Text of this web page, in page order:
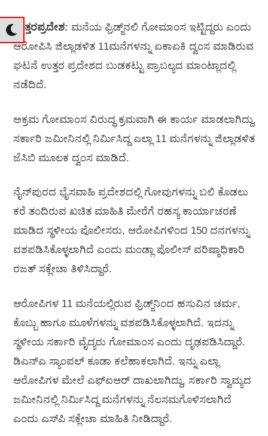
ಉತ್ತರಪ್ರದೇಶ: ಮನೆಯ ಫ್ರಿಡ್ಜ್‌ನಲಿ ಗೋಮಾಂಸ ಇಟ್ಟಿದ್ದರು ಎಂದು
ಆರೋಪಿಸಿ ಜಿಲ್ಲಾಡಳಿತ 11ಮನೆಗಳನ್ನು ಏಕಾಏಕಿ ದ್ವಂಸ ಮಾಡಿರುವ
ಘಟನೆ ಉತ್ತರ ಪ್ರದೇಶದ ಬುಡಕಟ್ಟು ಪ್ರಾಬಲ್ಯದ ಮಾಂಟ್ಲಾದಲ್ಲಿ
ನಡೆದಿದೆ.
ಅಕ್ರಮ ಗೋಮಾಂಸ ವಿರುದ್ಧ ಕ್ರಮವಾಗಿ ಈ ಕಾರ್ಯ ಮಾಡಲಾಗಿದ್ದು,
ಸರ್ಕಾರಿ ಜಮೀನಿನಲ್ಲಿ ನಿರ್ಮಿಸಿದ್ದ ಎಲ್ಲಾ 11 ಮನೆಗಳನ್ನು ಜಿಲ್ಲಾಡಳಿತ
ಜೆಸಿಬಿ ಮೂಲಕ ದ್ವಂಸ ಮಾಡಿದೆ.
ನೈನ್‌ಪುರದ ಭೈಸವಾಹಿ ಪ್ರದೇಶದಲ್ಲಿ ಗೋವುಗಳನ್ನು ಬಲಿ ಕೊಡಲು
ಕರೆ ತಂದಿರುವ ಖಚಿತ ಮಾಹಿತಿ ಮೇರೆಗೆ ರಹಸ್ಯ ಕಾರ್ಯಾಚರಣೆ
ಮಾಡಿದ ಸ್ಥಳೀಯ ಪೊಲೀಸರು, ಆರೋಪಿಗಳಿಂದ 150 ದನಗಳನ್ನು
ವಶಪಡಿಸಿಕೊಳ್ಳಲಾಗಿದೆ ಎಂದು ಮಂಡ್ಲಾ ಪೊಲೀಸ್‌ ವರಿಷ್ಠಾಧಿಕಾರಿ
ರಜತ್‌ ಸಕ್ಲೇಚಾ ತಿಳಿಸಿದ್ದಾರೆ.
ಆರೋಪಿಗಳ 11 ಮನೆಯಲ್ಲಿರುವ ಫ್ರಿಡ್ಜ್‌ನಿಂದ ಹಸುವಿನ ಚರ್ಮ,
ಕೊಬ್ಬು ಹಾಗೂ ಮೂಳೆಗಳನ್ನು ವಶಪಡಿಸಿಕೊಳ್ಳಲಾಗಿದೆ. ಇದನ್ನು
ಸ್ಥಳೀಯ ಸರ್ಕಾರಿ ವೈದ್ಯರು ಗೋಮಾಂಸ ಎಂದು ದೃಢಪಡಿಸಿದ್ದಾರೆ.
ಡಿಎನ್‌ಎ ಸ್ಯಾಂಪಲ್‌ ಕೂಡಾ ಕಲೆಹಾಕಲಾಗಿದೆ. ಇನ್ನು ಎಲ್ಲಾ
ಆರೋಪಿಗಳ ಮೇಲೆ ಎಫ್‌ಐಆರ್‌ ದಾಖಲಾಗಿದ್ದು, ಸರ್ಕಾರಿ ಸ್ವಾಮ್ಯದ
ಜಮೀನಿನಲ್ಲಿ ನಿರ್ಮಿಸಿದ್ದ ಮನೆಗಳನ್ನು ನೆಲಸಮಗೊಳಿಸಲಾಗಿದೆ
ಎಂದು ಎಸ್‌ಪಿ ಸಕ್ಲೇಚಾ ಮಾಹಿತಿ ನೀಡಿದ್ದಾರೆ.